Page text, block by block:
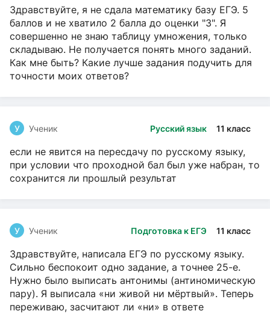
Здравствуйте, я не сдала математику базу ЕГЭ. 5
баллов и не хватило 2 балла до оценки "3". Я
совершенно не знаю таблицу умножения, только
складываю. Не получается понять много заданий.
Как мне быть? Какие лучше задания подучить для
точности моих ответов?
Русский язык 11 класс
У Ученик
если не явится на пересдачу по русскому языку,
при условии что проходной бал был уже набран, то
сохранится ли прошлый результат
Подготовка к ЕГЭ 11 класс
У Ученик
Здравствуйте, написала ЕГЭ по русскому языку.
Сильно беспокоит одно задание, а точнее 25-е.
Нужно было выписать антонимы (антиномическую
пару). Я выписала «ни живой ни мёртвый». Теперь
переживаю, засчитают ли «ни» в ответе